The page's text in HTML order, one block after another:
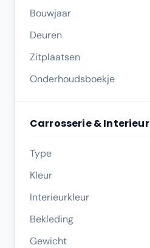
Bouwjaar
Deuren
Zitplaatsen
Onderhoudsboekje
Carrosserie & Interieur
Type
Kleur
Interieurkleur
Bekleding
Gewicht